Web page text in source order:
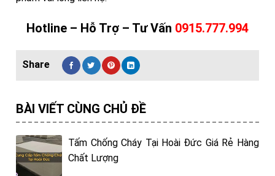
Hotline – Hỗ Trợ – Tư Vấn 0915.777.994
BÀI VIẾT CÙNG CHỦ ĐỀ
Tấm Chống Cháy Tại Hoài Đức Giá Rẻ Hàng
Chất Lượng